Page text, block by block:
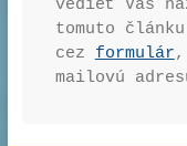
vedieť Váš
tomuto
cez formulár,
mailovú